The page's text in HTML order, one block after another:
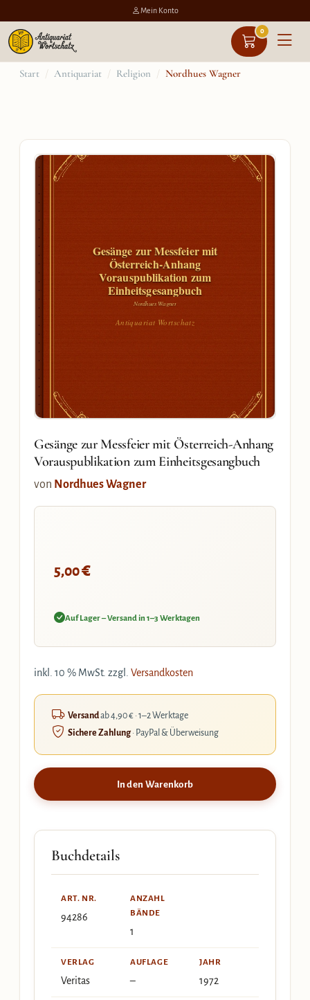
Mein Konto
0
ZumStart / Antiquariat / Religion / Nordhues Wagner
Gesänge zur Messfeier mit
Österreich-Anhang
Vorauspublikation zum
Einheitsgesangbuch
Nordhues Wagner
Antiquariat Wortschatz
Gesänge zur Messfeier mit Österreich-Anhang
Vorauspublikation zum Einheitsgesangbuch
von Nordhues Wagner
5,00€
Auf Lager – Versand in 1–3 Werktagen
inkl. 10 % MwSt. zzgl. Versandkosten
Versandab 4,90 € · 1–2 Werktage
Sichere Zahlung· PayPal & Überweisung
In den Warenkorb
Buchdetails
ART. NR.
94286
ANZAHL
BÄNDE
1
VERLAG
Veritas
AUFLAGE
–
JAHR
1972